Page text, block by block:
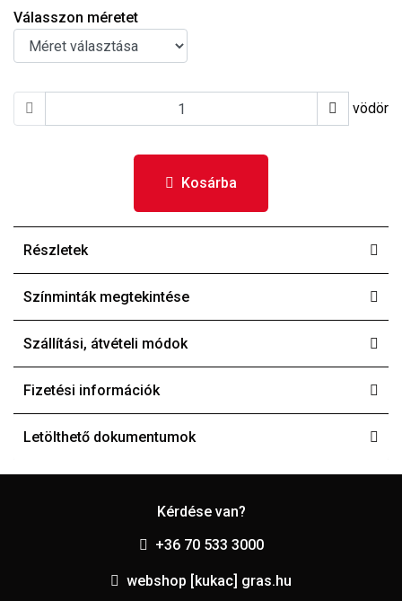
Válasszon méretet
vödör
Kosárba
Részletek
Színminták megtekintése
Szállítási, átvételi módok
Fizetési információk
Letölthető dokumentumok
Kérdése van?
+36 70 533 3000
webshop [kukac] gras.hu